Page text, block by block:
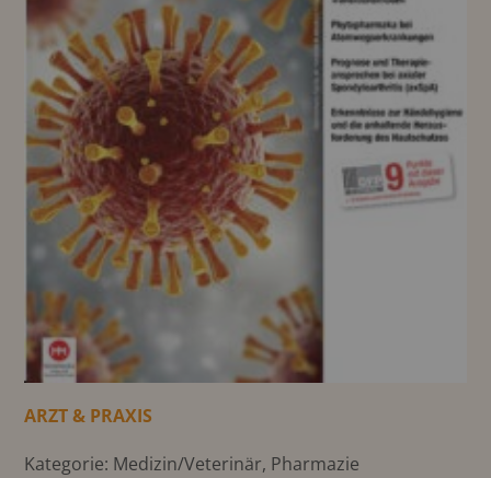
ARZT & PRAXIS
Kategorie: Medizin/Veterinär, Pharmazie